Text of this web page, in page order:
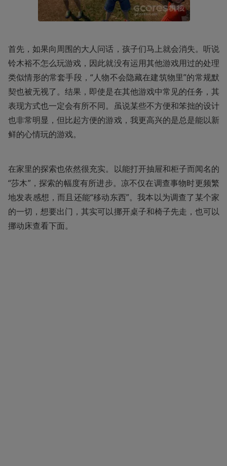
首先，如果向周围的大人问话，孩子们马上就会消失。听说
铃木裕不怎么玩游戏，因此就没有运用其他游戏用过的处理
类似情形的常套手段，“人物不会隐藏在建筑物里”的常规默
契也被无视了。结果，即使是在其他游戏中常见的任务，其
表现方式也一定会有所不同。虽说某些不方便和笨拙的设计
也非常明显，但比起方便的游戏，我更高兴的是总是能以新
鲜的心情玩的游戏。
在家里的探索也依然很充实。以能打开抽屉和柜子而闻名的
“莎木”，探索的幅度有所进步。凉不仅在调查事物时更频繁
地发表感想，而且还能“移动东西”。我本以为调查了某个家
的一切，想要出门，其实可以挪开桌子和椅子先走，也可以
挪动床查看下面。